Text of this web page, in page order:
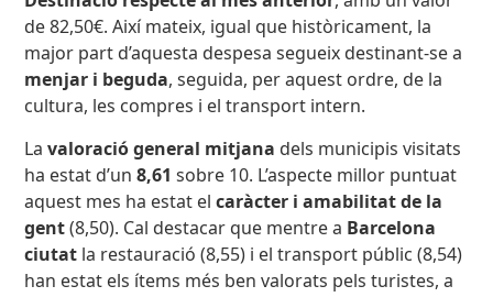
de 82,50€. Així mateix, igual que històricament, la
major part d’aquesta despesa segueix destinant-se a
menjar i beguda, seguida, per aquest ordre, de la
cultura, les compres i el transport intern.
Lavaloració general mitjana dels municipis visitats
ha estat d’un8,61 sobre 10. L’aspecte millor puntuat
aquest mes ha estat elcaràcter i amabilitat de la
gent(8,50). Cal destacar que mentre a Barcelona
ciutat la restauració (8,55) i el transport públic (8,54)
han estat els ítems més ben valorats pels turistes, a